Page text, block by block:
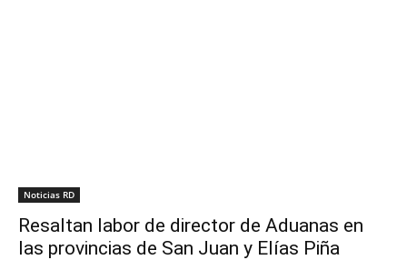
Noticias RD
Resaltan labor de director de Aduanas en
las provincias de San Juan y Elías Piña